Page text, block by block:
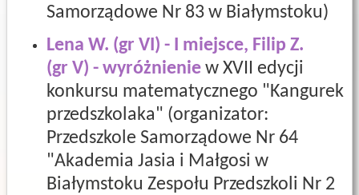
Samorządowe Nr 83 w Białymstoku)
Lena W. (gr VI) - I miejsce, Filip Z.
(gr V) - wyróżnienie w XVII edycji
konkursu matematycznego "Kangurek
przedszkolaka" (organizator:
Przedszkole Samorządowe Nr 64
"Akademia Jasia i Małgosi w
Białymstoku Zespołu Przedszkoli Nr 2